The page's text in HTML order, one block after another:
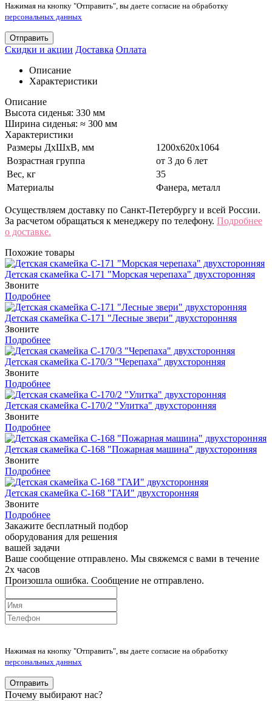
Нажимая на кнопку "Отправить", вы даете согласие на обработку
персональных данных
Отправить
Скидки и акции Доставка Оплата
Описание
Характеристики
Описание
Высота сиденья: 330 мм
Ширина сиденья: ≈ 300 мм
Характеристики
Размеры ДхШхВ, мм
1200х620х1064
Возрастная группа
от 3 до 6 лет
Вес, кг
35
Материалы
Фанера, металл
Осуществляем доставку по Санкт-Петербургу и всей России.
За расчетом обращаться к менеджеру по телефону. Подробнее
о доставке.
Похожие товары
Детская скамейка С-171 "Морская черепаха" двухсторонняя
Звоните
Подробнее
Детская скамейка С-171 "Лесные звери" двухсторонняя
Звоните
Подробнее
Детская скамейка С-170/3 "Черепаха" двухсторонняя
Звоните
Подробнее
Детская скамейка С-170/2 "Улитка" двухсторонняя
Звоните
Подробнее
Детская скамейка С-168 "Пожарная машина" двухсторонняя
Звоните
Подробнее
Детская скамейка С-168 "ГАИ" двухсторонняя
Звоните
Подробнее
Закажите бесплатный подбор
оборудования для решения
вашей задачи
Ваше сообщение отправлено. Мы свяжемся с вами в течение
2х часов
Произошла ошибка. Сообщение не отправлено.
Нажимая на кнопку "Отправить", вы даете согласие на обработку
персональных данных
Отправить
Почему выбирают нас?